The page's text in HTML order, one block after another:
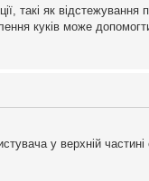
такі як відстежування
куків може
у верхній частині